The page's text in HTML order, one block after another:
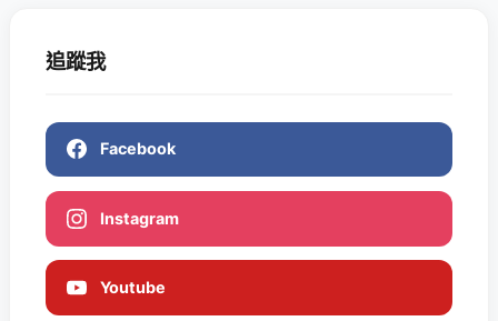
追蹤我
Facebook
Instagram
Youtube